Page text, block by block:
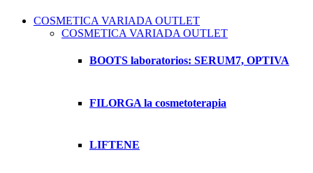
COSMETICA VARIADA OUTLET
COSMETICA VARIADA OUTLET
BOOTS laboratorios: SERUM7, OPTIVA
FILORGA la cosmetoterapia
LIFTENE